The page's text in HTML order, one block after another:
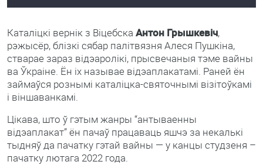
Каталіцкі вернік з Віцебска Антон Грышкевіч,
рэжысёр, блізкі сябар палітвязня Алеся Пушкіна,
стварае зараз відэаролікі, прысвечаныя тэме вайны
ва Ўкраіне. Ён іх называе відэаплакатамі. Раней ён
займаўся рознымі каталіцка-святочнымі візітоўкамі
і віншаванкамі.
Цікава, што ў гэтым жанры “антываенны
відэаплакат” ён пачаў працаваць яшчэ за некалькі
тыдняў да пачатку гэтай вайны — у канцы студзеня –
пачатку лютага 2022 года.